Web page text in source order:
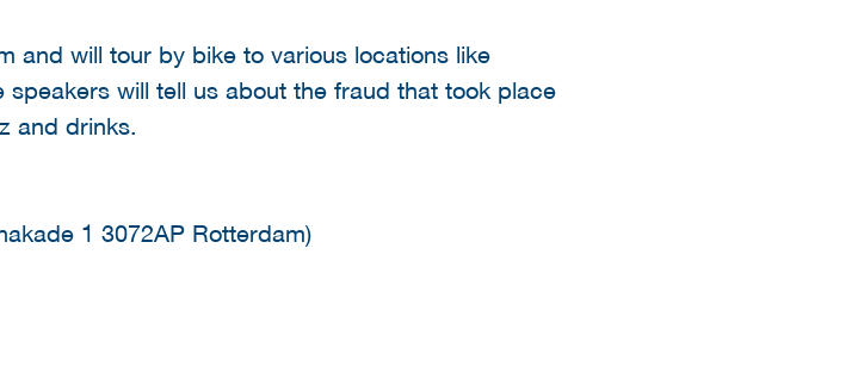
and will tour by bike to various locations like
will tell us about the fraud that took place
and drinks.
1 3072AP Rotterdam)